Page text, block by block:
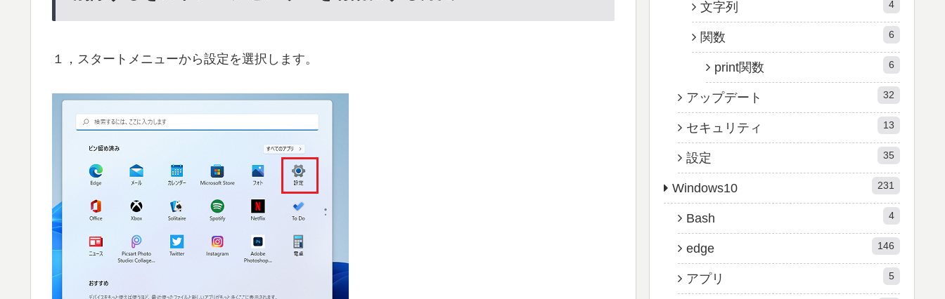
１，スタートメニューから設定を選択します。
文字列 4
関数 6
print関数 6
アップデート 32
セキュリティ 13
設定 35
Windows10 231
Bash 4
edge 146
アプリ 5